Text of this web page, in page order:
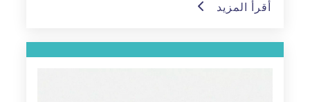
أقرأ المزيد